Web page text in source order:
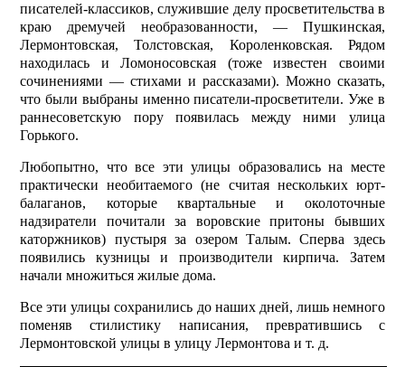
писателей-классиков, служившие делу просветительства в
краю дремучей необразованности, — Пушкинская,
Лермонтовская, Толстовская, Короленковская. Рядом
находилась и Ломоносовская (тоже известен своими
сочинениями — стихами и рассказами). Можно сказать,
что были выбраны именно писатели-просветители. Уже в
раннесоветскую пору появилась между ними улица
Горького.
Любопытно, что все эти улицы образовались на месте
практически необитаемого (не считая нескольких юрт-
балаганов, которые квартальные и околоточные
надзиратели почитали за воровские притоны бывших
каторжников) пустыря за озером Талым. Сперва здесь
появились кузницы и производители кирпича. Затем
начали множиться жилые дома.
Все эти улицы сохранились до наших дней, лишь немного
поменяв стилистику написания, превратившись с
Лермонтовской улицы в улицу Лермонтова и т. д.